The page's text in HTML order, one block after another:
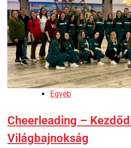
Egyéb
Cheerleading –
Világbajnokság